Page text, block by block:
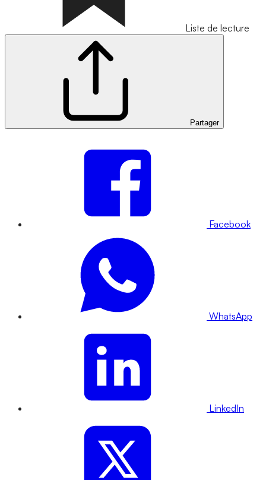
Liste de lecture
Partager
Facebook
WhatsApp
LinkedIn